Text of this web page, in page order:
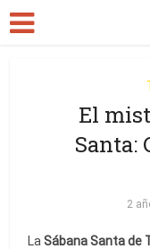
El
Santa:
2
LaSábana Santa de